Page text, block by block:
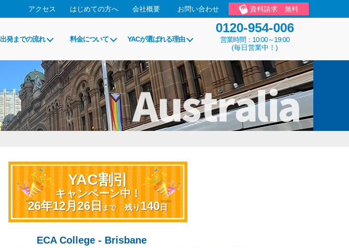
アクセス はじめての方へ 会社概要 お問い合わせ 資料請求 無料
出発までの流れ 料金について YACが選ばれる理由
0120-954-006
営業時間：10:00～19:00
(毎日営業中！)
YAC割引
キャンペーン中！
26年12月26日 まで 残り140日
ECA College - Brisbane